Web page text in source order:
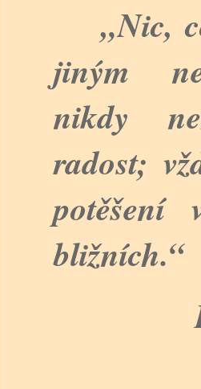
„Nic,
jiným
nikdy
radost;
potěšení
bližních.“